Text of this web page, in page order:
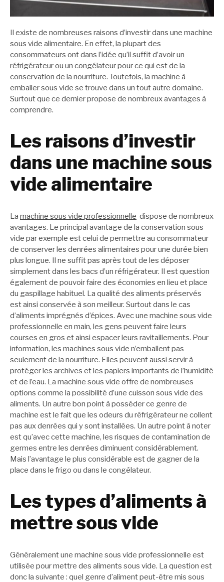
Il existe de nombreuses raisons d’investir dans une machine
sous vide alimentaire. En effet, la plupart des
consommateurs ont dans l’idée qu’il suffit d’avoir un
réfrigérateur ou un congélateur pour ce qui est de la
conservation de la nourriture. Toutefois, la machine à
emballer sous vide se trouve dans un tout autre domaine.
Surtout que ce dernier propose de nombreux avantages à
comprendre.
Les raisons d’investir
dans une machine sous
vide alimentaire
La machine sous vide professionnelle dispose de nombreux
avantages. Le principal avantage de la conservation sous
vide par exemple est celui de permettre au consommateur
de conserver les denrées alimentaires pour une durée bien
plus longue. Il ne suffit pas après tout de les déposer
simplement dans les bacs d’un réfrigérateur. Il est question
également de pouvoir faire des économies en lieu et place
du gaspillage habituel. La qualité des aliments préservés
est ainsi conservée à son meilleur. Surtout dans le cas
d’aliments imprégnés d’épices. Avec une machine sous vide
professionnelle en main, les gens peuvent faire leurs
courses en gros et ainsi espacer leurs ravitaillements. Pour
information, les machines sous vide n’emballent pas
seulement de la nourriture. Elles peuvent aussi servir à
protéger les archives et les papiers importants de l’humidité
et de l’eau. La machine sous vide offre de nombreuses
options comme la possibilité d’une cuisson sous vide des
aliments. Un autre bon point à posséder ce genre de
machine est le fait que les odeurs du réfrigérateur ne collent
pas aux denrées qui y sont installées. Un autre point à noter
est qu’avec cette machine, les risques de contamination de
germes entre les denrées diminuent considérablement.
Mais l’avantage le plus considérable est de gagner de la
place dans le frigo ou dans le congélateur.
Les types d’aliments à
mettre sous vide
Généralement une machine sous vide professionnelle est
utilisée pour mettre des aliments sous vide. La question est
donc la suivante : quel genre d’aliment peut-être mis sous